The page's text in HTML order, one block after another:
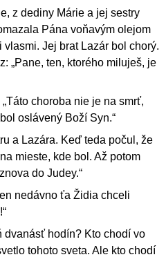
z dediny Márie a jej sestry
Pána voňavým olejom
Jej brat Lazár bol chorý.
„Pane, ten, ktorého miluješ, je
choroba nie je na smrť,
oslávený Boží Syn.“
a Lazára. Keď teda počul, že
mieste, kde bol. Až potom
do Judey.“
nedávno ťa Židia chceli
dvanásť hodín? Kto chodí vo
tohoto sveta. Ale kto chodí